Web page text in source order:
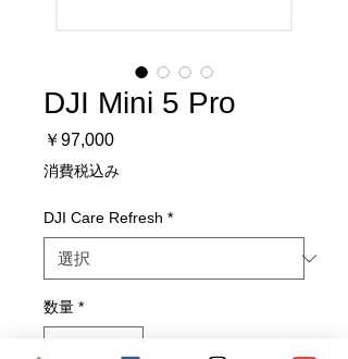
DJI Mini 5 Pro
￥97,000価
格
消費税込み
DJI Care Refresh *
数量 *